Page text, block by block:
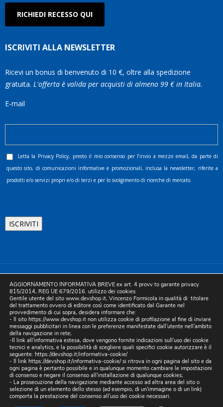
RICHIEDI RECESSO QUI
ISCRIVITI ALLA NEWSLETTER
Ricevi un bonus di benvenuto di 10 €, oltre alla spedizione
gratuita. L'offerta è valida per acquisti di almeno 99 € in Italia.
E-mail
Letta la Privacy Policy, presto il mio consenso per l’invio a mezzo email, da parte di
questo sito, di comunicazioni informative e promozionali, inclusa la newsletter, riferite a
prodotti e/o servizi propri e/o di terzi e per lo svolgimento di ricerche di mercato.
80055 Portici (NA). pec: devinternational@pec.it P.IVA
05754741212 | REA NA-773826 | Capitale sociale 10.000 euro i.v.
| Developed by Digital & Viral
AGGIORNAMENTO INFORMATIVA BREVE ex art. 4 provv.to garante privacy
815/2014, REG UE 679/2016. utilizzo dei cookies.
Gentile utente del sito www.devshop.it, Vincenzo Formicola in qualità di titolare
del trattamento ovvero di editore così come identificato dal Garante nel
provvedimento di cui sopra, desidera informare che:
- Il sito https://www.devshop.it non utilizza cookie di profilazione al fine di inviare
messaggi pubblicitari in linea con le preferenze manifestate dall'utente nell'ambito
della navigazione in rete;
-Il link all'informativa estesa, dove vengono fornite indicazioni sull'uso dei cookie
tecnici e analytics, e la possibilità di scegliere quali specifici cookie autorizzare è il
seguente: https://devshop.it/informativa-cookie/
- Il link https://devshop.it/informativa-cookie/si ritrova in ogni pagina del sito e da
ogni pagina è pertanto possibile e in qualunque momento cambiare le impostazioni
di consenso e negare il consenso all'installazione di qualunque cookies;
- La prosecuzione della navigazione mediante accesso ad altra area del sito o
selezione di un elemento dello stesso (ad esempio, di un'immagine o di un link)
comporta la prestazione del consenso all'uso dei cookie necessari.